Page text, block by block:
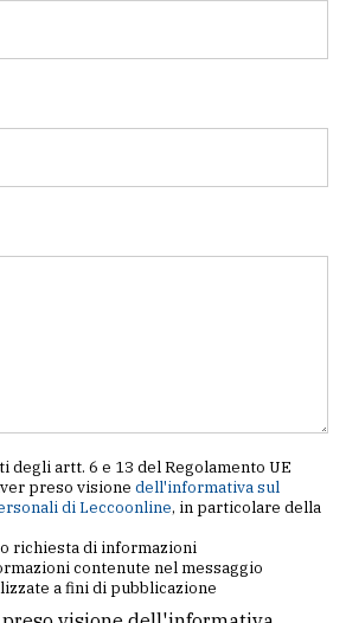
degli artt. 6 e 13 del Regolamento UE
preso visione dell'informativa sul
di Leccoonline, in particolare della
richiesta di informazioni
contenute nel messaggio
a fini di pubblicazione